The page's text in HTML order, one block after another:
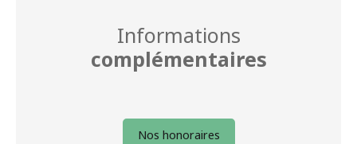
Informations
complémentaires
Nos honoraires